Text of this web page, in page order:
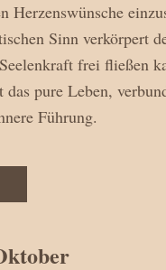
Herzenswünsche
Sinn verkörpert
frei fließen
das pure Leben,
Führung.